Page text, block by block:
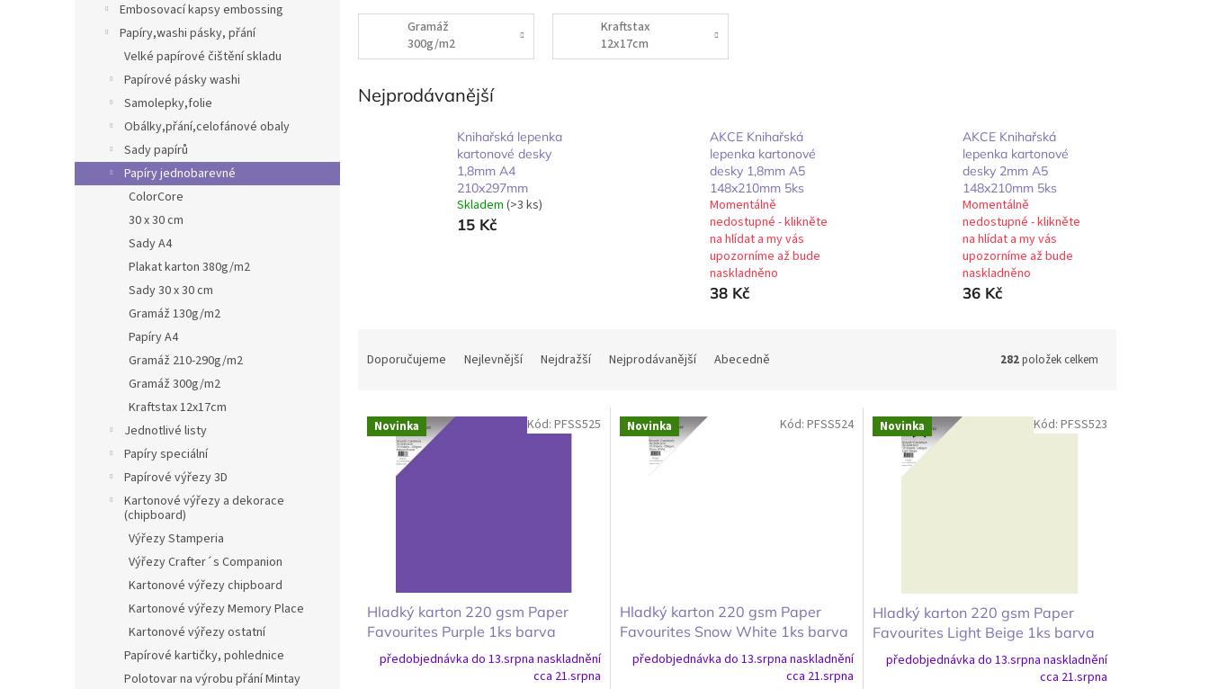
Embosovací kapsy embossing
Papíry,washi pásky, přání
Velké papírové čištění skladu
Papírové pásky washi
Samolepky,folie
Obálky,přání,celofánové obaly
Sady papírů
Papíry jednobarevné
ColorCore
30 x 30 cm
Sady A4
Plakat karton 380g/m2
Sady 30 x 30 cm
Gramáž 130g/m2
Papíry A4
Gramáž 210-290g/m2
Gramáž 300g/m2
Kraftstax 12x17cm
Jednotlivé listy
Papíry speciální
Papírové výřezy 3D
Kartonové výřezy a dekorace
(chipboard)
Výřezy Stamperia
Výřezy Crafter´s Companion
Kartonové výřezy chipboard
Kartonové výřezy Memory Place
Kartonové výřezy ostatní
Papírové kartičky, pohlednice
Polotovar na výrobu přání Mintay
Gramáž
300g/m2
Kraftstax
12x17cm
Nejprodávanější
Knihařská lepenka
kartonové desky
1,8mm A4
210x297mm
Skladem (>3 ks)
15 Kč
AKCE Knihařská
lepenka kartonové
desky 1,8mm A5
148x210mm 5ks
Momentálně
nedostupné - klikněte
na hlídat a my vás
upozorníme až bude
naskladněno
38 Kč
AKCE Knihařská
lepenka kartonové
desky 2mm A5
148x210mm 5ks
Momentálně
nedostupné - klikněte
na hlídat a my vás
upozorníme až bude
naskladněno
36 Kč
a
n
Doporučujeme Nejlevnější Nejdražší Nejprodávanější Abecedně 282položek celkem
V Novinka
Hladký karton 220 gsm Paper
Favourites Purple 1ks barva
fialová 30x30cm
předobjednávka do 13.srpna naskladnění
cca 21.srpna
Kód: PFSS525 Novinka
Hladký karton 220 gsm Paper
Favourites Snow White 1ks barva
sněhově bílá 30x30cm
předobjednávka do 13.srpna naskladnění
cca 21.srpna
Kód: PFSS524 Novinka
Hladký karton 220 gsm Paper
Favourites Light Beige 1ks barva
světle béžová 30x30cm
předobjednávka do 13.srpna naskladnění
cca 21.srpna
Kód: PFSS523